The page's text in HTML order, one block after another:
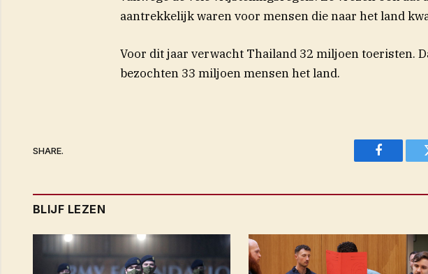
aantrekkelijk waren voor mensen die naar het land
Voor dit jaar verwacht Thailand 32 miljoen toeristen.
bezochten 33 miljoen mensen het land.
SHARE.
Facebook
BLIJF LEZEN